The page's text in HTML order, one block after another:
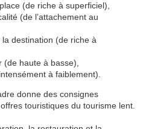
(de riche à superficiel),
(de l’attachement au
destination (de riche à
(de haute à basse),
à faiblement).
donne des consignes
touristiques du tourisme lent.